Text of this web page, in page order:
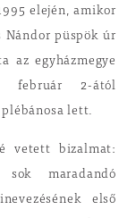
elején, amikor
Nándor püspök úr
az egyházmegye
február 2-ától
lett.
vetett bizalmat:
sok maradandó
első